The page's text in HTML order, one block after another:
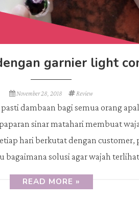
garnier light
November 28, 2018 Review
dambaan bagi semua orang
sinar matahari membuat
hari berkutat dengan
bagaimana solusi agar wajah terlihat
READ MORE »